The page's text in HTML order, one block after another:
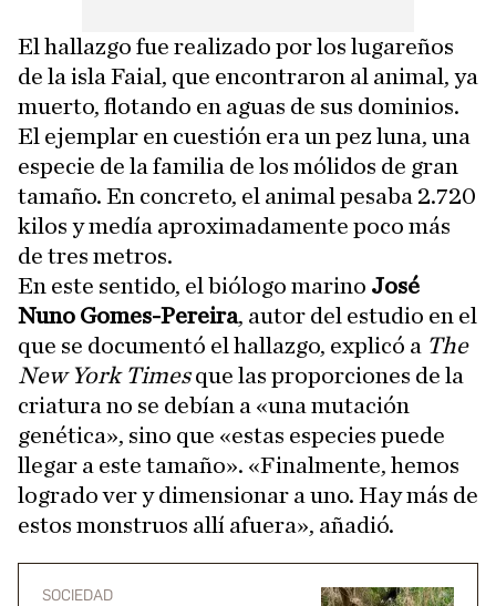
El hallazgo fue realizado por los lugareños
de la isla Faial, que encontraron al animal, ya
muerto, flotando en aguas de sus dominios.
El ejemplar en cuestión era un pez luna, una
especie de la familia de los mólidos de gran
tamaño. En concreto, el animal pesaba 2.720
kilos y medía aproximadamente poco más
de tres metros.
En este sentido, el biólogo marino José
Nuno Gomes-Pereira, autor del estudio en el
que se documentó el hallazgo, explicó a The
New York Timesque las proporciones de la
criatura no se debían a «una mutación
genética», sino que «estas especies puede
llegar a este tamaño». «Finalmente, hemos
logrado ver y dimensionar a uno. Hay más de
estos monstruos allí afuera», añadió.
SOCIEDAD